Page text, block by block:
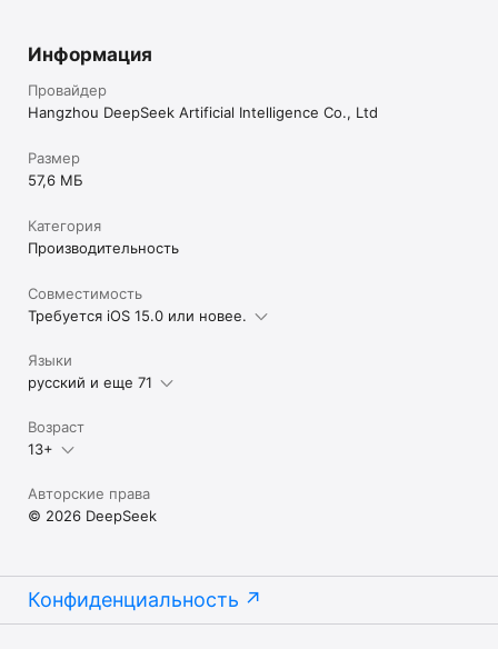
Информация
Провайдер
Hangzhou DeepSeek Artificial Intelligence Co., Ltd
Размер
57,6 МБ
Категория
Производительность
Совместимость
Требуется iOS 15.0 или новее.
Языки
русский и еще 71
Возраст
13+
Авторские права
© 2026 DeepSeek
Конфиденциальность